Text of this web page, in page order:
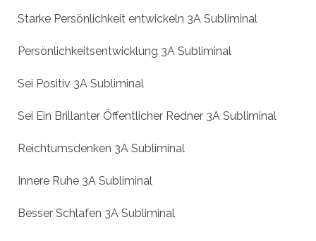
Starke Persönlichkeit entwickeln 3A Subliminal
Persönlichkeitsentwicklung 3A Subliminal
Sei Positiv 3A Subliminal
Sei Ein Brillanter Öffentlicher Redner 3A Subliminal
Reichtumsdenken 3A Subliminal
Innere Ruhe 3A Subliminal
Besser Schlafen 3A Subliminal